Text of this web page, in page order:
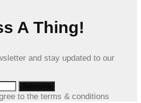
A Thing!
and stay updated to our
to the terms & conditions